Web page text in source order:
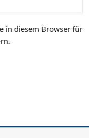
in diesem Browser für